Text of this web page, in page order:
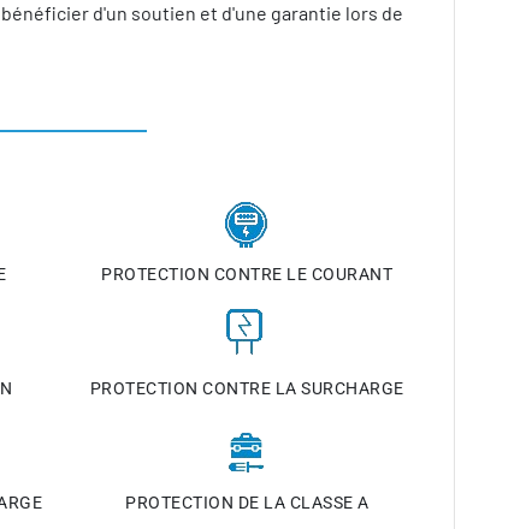
d'un soutien et d'une garantie lors de
PROTECTION CONTRE LE COURANT
PROTECTION CONTRE LA SURCHARGE
PROTECTION DE LA CLASSE A